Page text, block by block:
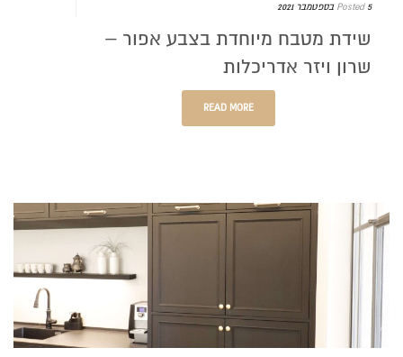
Posted 5 בספטמבר 2021
שידת מטבח מיוחדת בצבע אפור –
שרון ויזר אדריכלות
READ MORE